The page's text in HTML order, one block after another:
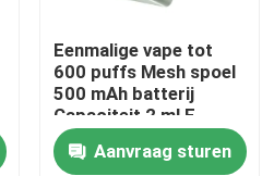
Eenmalige vape tot
600 puffs Mesh spoel
500 mAh batterij
Capaciteit 2 ml E-
vloeistof Ananas
Perzik Mango
Aanvraag sturen